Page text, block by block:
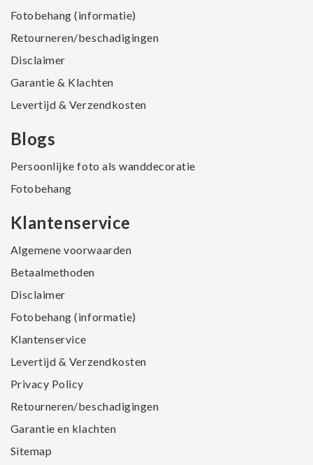
Fotobehang (informatie)
Retourneren/beschadigingen
Disclaimer
Garantie & Klachten
Levertijd & Verzendkosten
Blogs
Persoonlijke foto als wanddecoratie
Fotobehang
Klantenservice
Algemene voorwaarden
Betaalmethoden
Disclaimer
Fotobehang (informatie)
Klantenservice
Levertijd & Verzendkosten
Privacy Policy
Retourneren/beschadigingen
Garantie en klachten
Sitemap